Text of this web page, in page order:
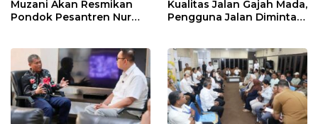
Muzani Akan Resmikan
Pondok Pesantren Nur
Kualitas Jalan Gajah Mada,
Pengguna Jalan Diminta